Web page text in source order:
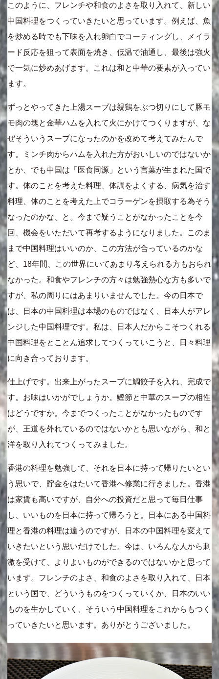
このように、フレンチや和食のよさを取り入れて、新しい
中国料理をつくっていきたいと思っています。例えば、魚
を炒める時でも下味を入れ卵白でコーティングし、メイラ
ード反応を狙って表面を焼き、低温で油通し、最後は強火
で一気に炒めあげます。これは和と中華の要素が入ってい
ます。
ずっとやってきた上湯スープは親鶏をぶつ切りにして豚モ
モ肉の塊と金華ハムを入れて火にかけてつくりますが、な
ぜそういうスープになったのかを改めて考えてみたんで
す。ミンチ肉からハムを入れた方がおいしいのではないか
とか、でも中国は「医食同源」という言葉が生まれた国で
す。体のことを考えた料理、体調をよくする、病気を治す
料理、体のことを考えた上でコラーゲンを摂取する為そう
なったのかな、と。今まで疑うことがなかったことを今
回、機会をいただいて再考するようになりました。このま
まで中国料理はいいのか、この方法が合っているのかな
ど、18年間、この世界にいてあまり考えられる方もおられ
なかった。和食やフレンチの方々は勉強熱心な方も多いで
すが、私の周りにはあまりいませんでした。今の日本で
は、日本の中国料理は本場のものではなく、日本人がアレ
ンジした中国料理です。私は、日本人だからこそつくれる
中国料理をとことん追求してつくっていこうと、日々料理
に向き合っております。
仕上げです。出来上がったスープに鯛餃子を入れ、完成で
す。お味はいかがでしょうか。鰹節と中華のスープの相性
はどうですか。今までつくったことがなかったものです
が、王道を外れているのではないかとも思いながら、和と
洋を取り入れてつくってみました。
香港の料理を勉強して、それを日本に持って帰りたいとい
う思いで、貯金をはたいて香港へ修業に行きました。香港
は家賃も高いですが、自分への投資だと思って毎日仕事
し、いいものを日本に持って帰ろうと。日本にある中国料
理と香港の料理は違うのですが、日本の中国料理を変えて
いきたいという思いだけでした。今は、いろんな人から刺
激を受けて、よりよいものができるのではないかと思って
います。フレンチのよさ、和食のよさを取り入れて、日本
という国で、どういうものをつくっていくか、日本のいい
ものを生かしていく、そういう中国料理をこれからもつく
っていきたいと思います。ありがとうございました。